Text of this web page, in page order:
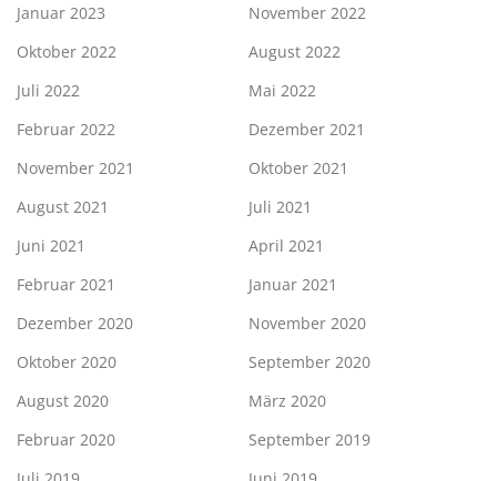
Januar 2023
November 2022
Oktober 2022
August 2022
Juli 2022
Mai 2022
Februar 2022
Dezember 2021
November 2021
Oktober 2021
August 2021
Juli 2021
Juni 2021
April 2021
Februar 2021
Januar 2021
Dezember 2020
November 2020
Oktober 2020
September 2020
August 2020
März 2020
Februar 2020
September 2019